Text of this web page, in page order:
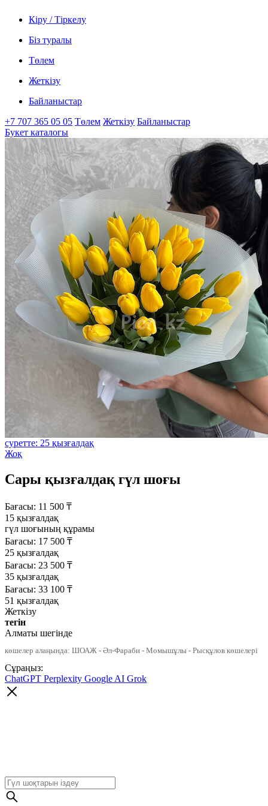
Кіру / Тіркелу
Біз туралы
Төлем
Жеткізу
Байланыстар
+7 707 365 05 05 Төлем Жеткізу Байланыстар
Букет каталогы
суретте: 25 қызғалдақ
Жоқ
Сары қызғалдақ гүл шоғы
Бағасы: 11 500 ₸
15 қызғалдақ
гүл шоғының құрамы
Бағасы: 17 500 ₸
25 қызғалдақ
Бағасы: 23 500 ₸
35 қызғалдақ
Бағасы: 33 100 ₸
51 қызғалдақ
Жеткізу
тегін
Алматы шегінде
көшелер алаңында: ШОАЖ - Әл-Фараби - Момышұлы - Рысқұлов көшелері
Сұраңыз:
ChatGPT Perplexity Google AI Grok